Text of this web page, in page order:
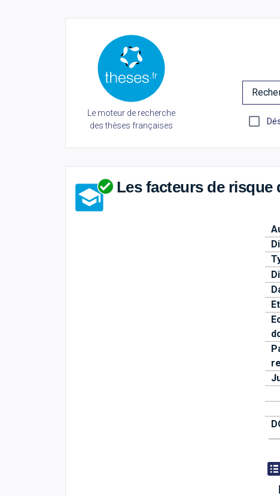
Le moteur de recherche
des thèses françaises
Les facteurs de risque